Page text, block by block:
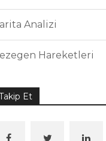
Analizi
Hareketleri
Et